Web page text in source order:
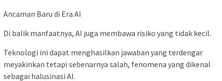
Ancaman Baru di Era AI
Di balik manfaatnya, AI juga membawa risiko yang tidak kecil.
Teknologi ini dapat menghasilkan jawaban yang terdengar
meyakinkan tetapi sebenarnya salah, fenomena yang dikenal
sebagai halusinasi AI.